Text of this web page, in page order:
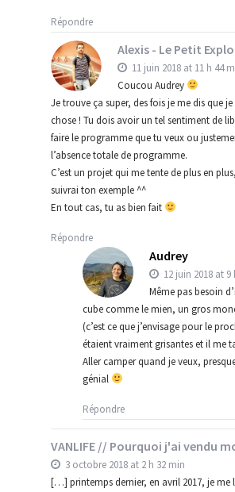
Répondre
Alexis - Le Petit
11 juin 2018 at 11 h 44
Coucou Audrey
Je trouve ça super, des fois je me dis que
chose ! Tu dois avoir un tel sentiment de
faire le programme que tu veux ou
l’absence totale de programme.
C’est un projet qui me tente de plus en
suivrai ton exemple ^^
En tout cas, tu as bien fait
Répondre
Audrey
12 juin 2018 at 9
Même pas besoin
cube comme le mien, un gros
(c’est ce que j’envisage pour le
étaient vraiment grisantes et il me
Aller camper quand je veux,
génial
Répondre
VANLIFE // Pourquoi j'ai vendu
3 octobre 2018 at 2 h 32 min
[…] printemps dernier, en avril 2017, je me